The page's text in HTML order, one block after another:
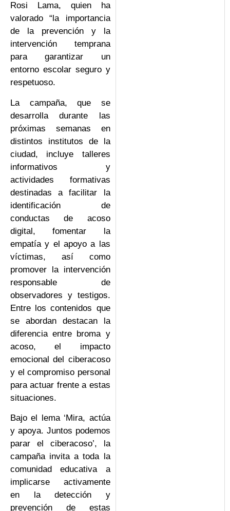
Rosi Lama, quien ha
valorado “la importancia
de la prevención y la
intervención temprana
para garantizar un
entorno escolar seguro y
respetuoso.
La campaña, que se
desarrolla durante las
próximas semanas en
distintos institutos de la
ciudad, incluye talleres
informativos y
actividades formativas
destinadas a facilitar la
identificación de
conductas de acoso
digital, fomentar la
empatía y el apoyo a las
víctimas, así como
promover la intervención
responsable de
observadores y testigos.
Entre los contenidos que
se abordan destacan la
diferencia entre broma y
acoso, el impacto
emocional del ciberacoso
y el compromiso personal
para actuar frente a estas
situaciones.
Bajo el lema ‘Mira, actúa
y apoya. Juntos podemos
parar el ciberacoso’, la
campaña invita a toda la
comunidad educativa a
implicarse activamente
en la detección y
prevención de estas